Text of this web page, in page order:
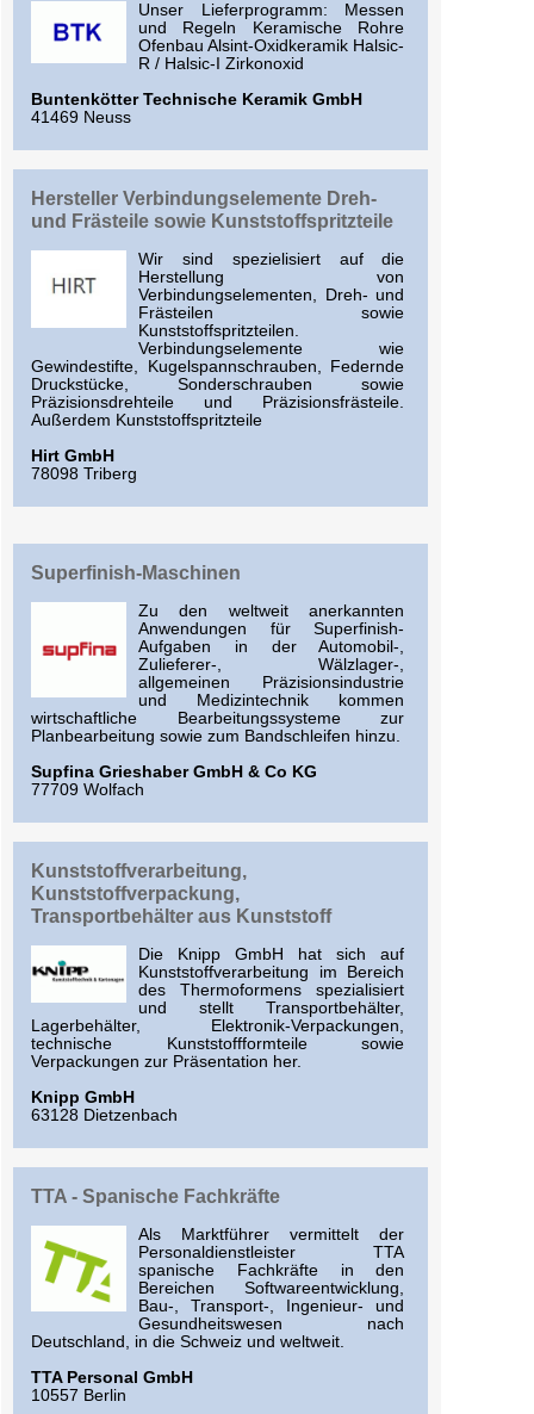
Unser Lieferprogramm: Messen
und Regeln Keramische Rohre
Ofenbau Alsint-Oxidkeramik Halsic-
R / Halsic-I Zirkonoxid
Buntenkötter Technische Keramik GmbH
41469 Neuss
Hersteller Verbindungselemente Dreh-
und Frästeile sowie Kunststoffspritzteile
Wir sind spezielisiert auf die
Herstellung von
Verbindungselementen, Dreh- und
Frästeilen sowie
Kunststoffspritzteilen.
Verbindungselemente wie
Gewindestifte, Kugelspannschrauben, Federnde
Druckstücke, Sonderschrauben sowie
Präzisionsdrehteile und Präzisionsfrästeile.
Außerdem Kunststoffspritzteile
Hirt GmbH
78098 Triberg
Superfinish-Maschinen
Zu den weltweit anerkannten
Anwendungen für Superfinish-
Aufgaben in der Automobil-,
Zulieferer-, Wälzlager-,
allgemeinen Präzisionsindustrie
und Medizintechnik kommen
wirtschaftliche Bearbeitungssysteme zur
Planbearbeitung sowie zum Bandschleifen hinzu.
Supfina Grieshaber GmbH & Co KG
77709 Wolfach
Kunststoffverarbeitung,
Kunststoffverpackung,
Transportbehälter aus Kunststoff
Die Knipp GmbH hat sich auf
Kunststoffverarbeitung im Bereich
des Thermoformens spezialisiert
und stellt Transportbehälter,
Lagerbehälter, Elektronik-Verpackungen,
technische Kunststoffformteile sowie
Verpackungen zur Präsentation her.
Knipp GmbH
63128 Dietzenbach
TTA - Spanische Fachkräfte
Als Marktführer vermittelt der
Personaldienstleister TTA
spanische Fachkräfte in den
Bereichen Softwareentwicklung,
Bau-, Transport-, Ingenieur- und
Gesundheitswesen nach
Deutschland, in die Schweiz und weltweit.
TTA Personal GmbH
10557 Berlin